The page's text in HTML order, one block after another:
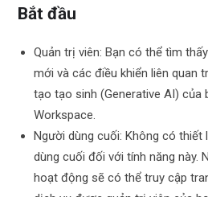
Bắt đầu
Quản trị viên: Bạn có thể tìm
mới và các điều khiển liên quan
tạo tạo sinh (Generative AI) của
Workspace.
Người dùng cuối: Không có thiết
dùng cuối đối với tính năng này.
hoạt động sẽ có thể truy cập